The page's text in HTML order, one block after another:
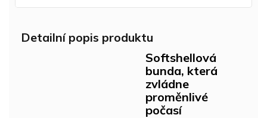
Detailní popis produktu
Softshellová
bunda, která
zvládne
proměnlivé
počasí